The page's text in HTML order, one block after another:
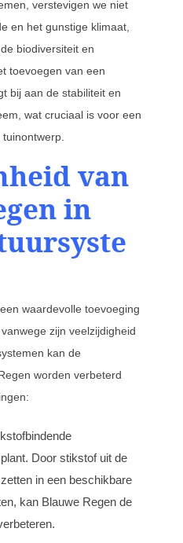
verstevigen we niet
en het gunstige klimaat,
biodiversiteit en
toevoegen van een
bij aan de stabiliteit en
wat cruciaal is voor een
van
in
waardevolle toevoeging
zijn veelzijdigheid
kan de
worden verbeterd
Door stikstof uit de
in een beschikbare
kan Blauwe Regen de